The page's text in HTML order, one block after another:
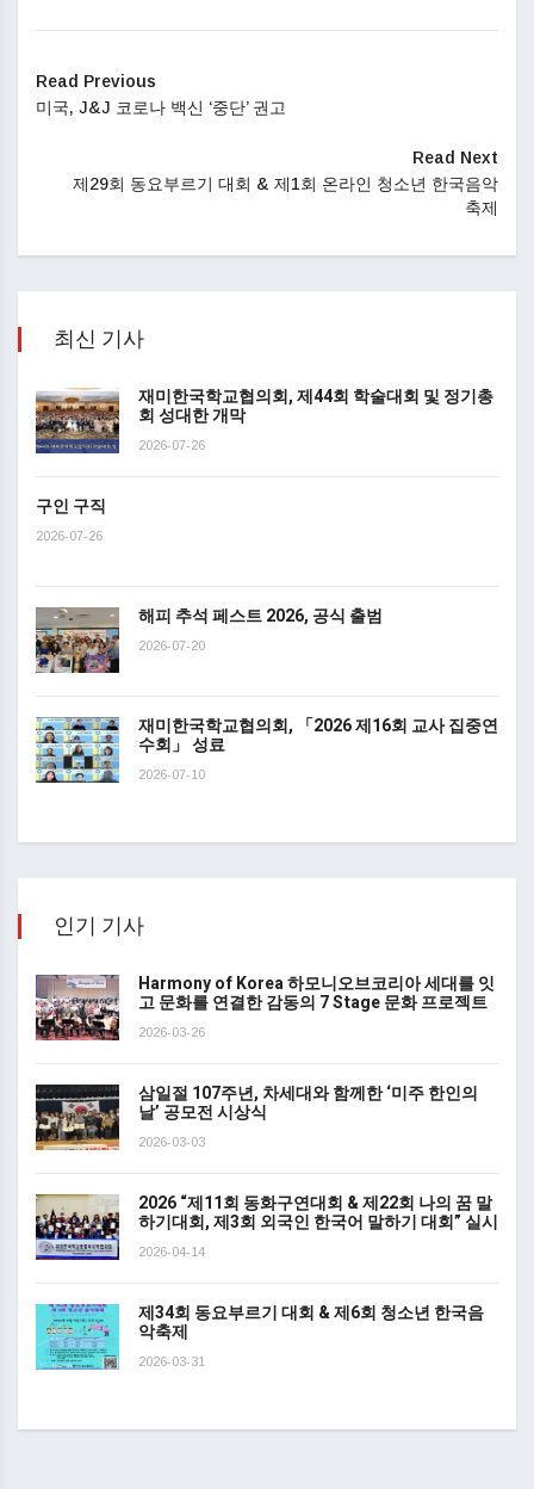
Read Previous
미국, J&J 코로나 백신 ‘중단’ 권고
Read Next
제29회 동요부르기 대회 & 제1회 온라인 청소년 한국음악
축제
최신 기사
재미한국학교협의회, 제44회 학술대회 및 정기총
회 성대한 개막
2026-07-26
구인 구직
2026-07-26
해피 추석 페스트 2026, 공식 출범
2026-07-20
재미한국학교협의회, 「2026 제16회 교사 집중연
수회」 성료
2026-07-10
인기 기사
Harmony of Korea 하모니오브코리아 세대를 잇
고 문화를 연결한 감동의 7 Stage 문화 프로젝트
2026-03-26
삼일절 107주년, 차세대와 함께한 ‘미주 한인의
날’ 공모전 시상식
2026-03-03
2026 “제11회 동화구연대회 & 제22회 나의 꿈 말
하기대회, 제3회 외국인 한국어 말하기 대회” 실시
2026-04-14
제34회 동요부르기 대회 & 제6회 청소년 한국음
악축제
2026-03-31